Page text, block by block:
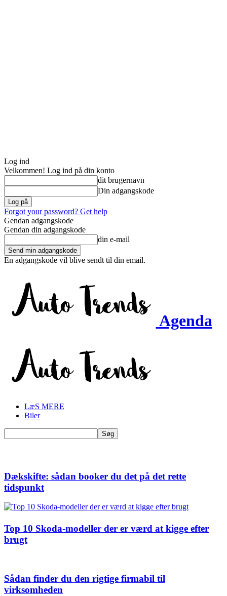
Log ind
Velkommen! Log ind på din konto
dit brugernavn
Din adgangskode
Forgot your password? Get help
Gendan adgangskode
Gendan din adgangskode
din e-mail
En adgangskode vil blive sendt til din email.
Agenda
LæS MERE
Biler
Dækskifte: sådan booker du det på det rette
tidspunkt
Top 10 Skoda-modeller der er værd at kigge efter
brugt
Sådan finder du den rigtige firmabil til
virksomheden